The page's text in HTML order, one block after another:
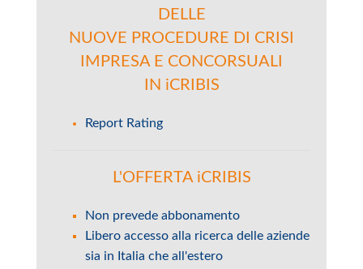
DELLE
NUOVE PROCEDURE DI CRISI
IMPRESA E CONCORSUALI
IN iCRIBIS
Report Rating
L'OFFERTA iCRIBIS
Non prevede abbonamento
Libero accesso alla ricerca delle aziende
sia in Italia che all'estero